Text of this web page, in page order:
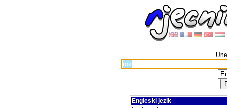
Engleski jezik